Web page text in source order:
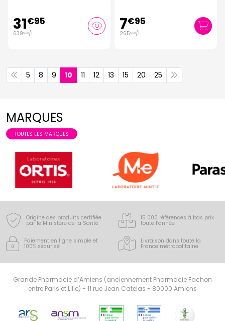
31€95
639€00/l. 7€95
265€00/l.
5 8 9 10 11 12 13 15 20 25
MARQUES
TOUTES LES MARQUES
Origine des produits certifiée
par le Ministère de la Santé
15 000 références à bas prix
toute l’année
Paiement en ligne simple et
100% sécurisé
Livraison dans toute la
France métropolitaine
Grande Pharmacie d’Amiens (anciennement Pharmacie Fachon
entre Paris et Lille) - 11 rue Jean Catelas - 80000 Amiens